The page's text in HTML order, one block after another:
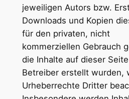
jeweiligen Autors bzw.
Downloads und Kopien
für den privaten, nicht
kommerziellen Gebrauch
die Inhalte auf dieser
Betreiber erstellt wurden,
Urheberrechte Dritter